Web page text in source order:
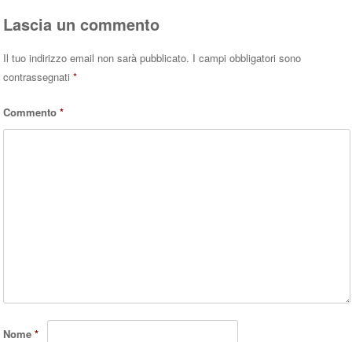
Lascia un commento
Il tuo indirizzo email non sarà pubblicato. I campi obbligatori sono
contrassegnati*
Commento*
Nome*